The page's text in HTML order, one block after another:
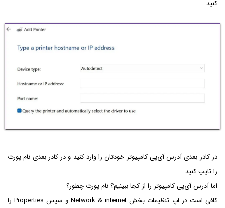
کنید.
در کادر بعدی آدرس آی‌پی کامپیوتر خودتان را وارد کنید و در کادر بعدی نام پورت
را تایپ کنید.
اما آدرس آی‌پی کامپیوتر را از کجا ببینیم؟ نام پورت چطور؟
کافی است در اپ تنظیمات بخش Network & internet و سپس Properties را